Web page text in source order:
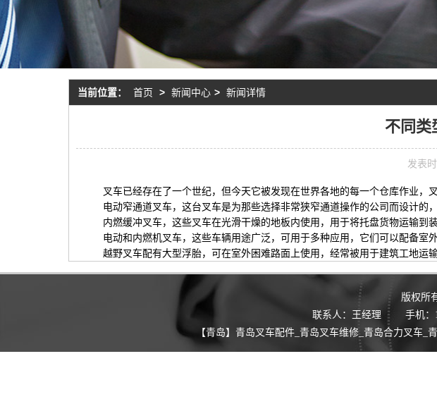
当前位置： 首页 > 新闻中心 > 新闻详情
不同类
发表
叉车已经存在了一个世纪，但今天它被发现在世界各地的每一个仓库作业，
电动窄通道叉车，这台叉车是为那些选择非常狭窄通道操作的公司而设计的
内燃缓冲叉车，这些叉车在光滑干燥的地板内使用，用于将托盘货物运输到
电动和内燃机叉车，这些车辆用途广泛，可用于多种应用，它们可以配备室外
越野叉车配有大型浮胎，可在室外困难路面上使用，经常被用于建筑工地运输
版权所
联系人：王经理
手机：
【青岛】青岛叉车配件_青岛叉车维修_青岛合力叉车